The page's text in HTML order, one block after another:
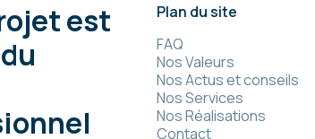
est
Plan du site
FAQ
Nos Valeurs
Nos Actus et conseils
Nos Services
Nos Réalisations
Contact